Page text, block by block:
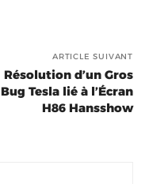
ARTICLE SUIVANT
Résolution d’un Gros
Bug Tesla lié à l’Écran
H86 Hansshow